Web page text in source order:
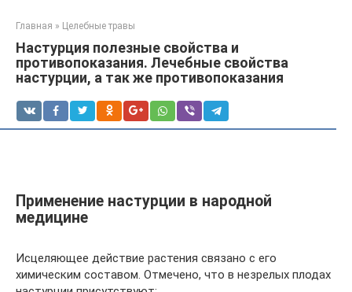
Главная » Целебные травы
Настурция полезные свойства и
противопоказания. Лечебные свойства
настурции, а так же противопоказания
Применение настурции в народной
медицине
Исцеляющее действие растения связано с его
химическим составом. Отмечено, что в незрелых плодах